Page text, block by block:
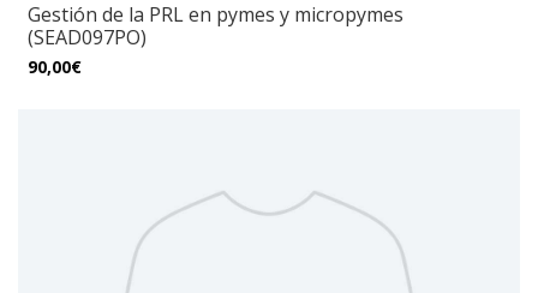
Gestión de la PRL en pymes y micropymes
(SEAD097PO)
90,00€